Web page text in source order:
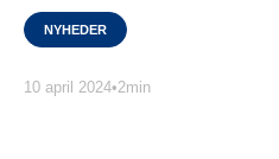
NYHEDER
10 april 2024•2min